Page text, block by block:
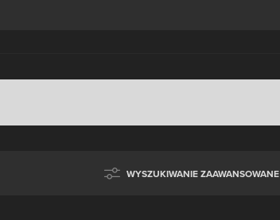
WYSZUKIWANIE ZAAWANSOWANE